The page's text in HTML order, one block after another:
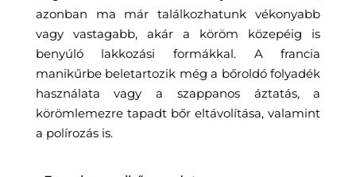
azonban ma már találkozhatunk vékonyabb
vagy vastagabb, akár a köröm közepéig is
benyúló lakkozási formákkal. A francia
manikűrbe beletartozik még a bőroldó folyadék
használata vagy a szappanos áztatás, a
körömlemezre tapadt bőr eltávolítása, valamint
a polírozás is.